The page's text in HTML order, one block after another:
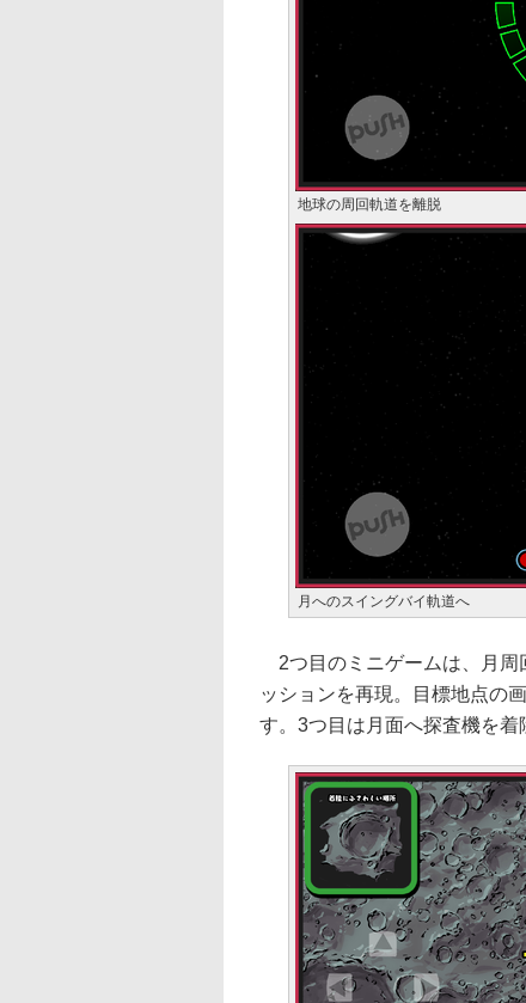
地球の周回軌道を離脱
月へのスイングバイ軌道へ
2つ目のミニゲームは、月周
ッションを再現。目標地点の
す。3つ目は月面へ探査機を着